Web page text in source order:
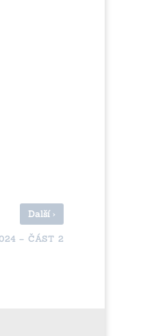
Další›
– ČÁST 2